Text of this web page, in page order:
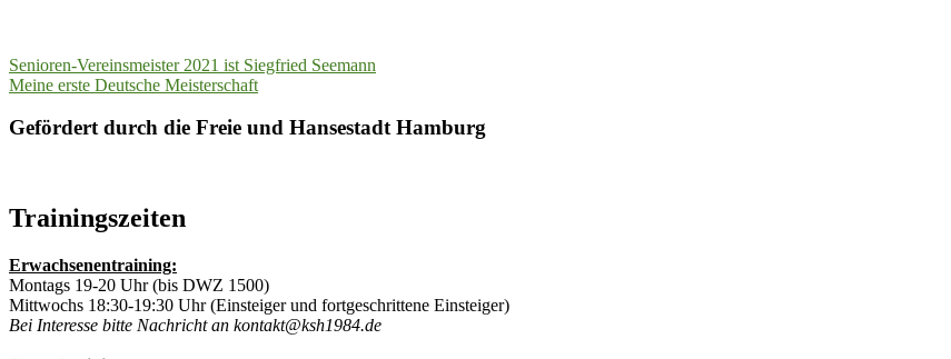
Beitragsnavigation
Senioren-Vereinsmeister 2021 ist Siegfried Seemann
Meine erste Deutsche Meisterschaft
Gefördert durch die Freie und Hansestadt Hamburg
Trainingszeiten
Erwachsenentraining:
Montags 19-20 Uhr (bis DWZ 1500)
Mittwochs 18:30-19:30 Uhr (Einsteiger und fortgeschrittene Einsteiger)
Bei Interesse bitte Nachricht an kontakt@ksh1984.de